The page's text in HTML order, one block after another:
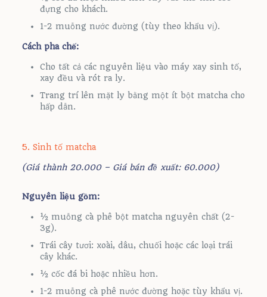
đựng cho khách.
1-2 muỗng nước đường (tùy theo khẩu vị).
Cách pha chế:
Cho tất cả các nguyên liệu vào máy xay sinh tố,
xay đều và rót ra ly.
Trang trí lên mặt ly bằng một ít bột matcha cho
hấp dẫn.
5. Sinh tố matcha
(Giá thành 20.000 – Giá bán đề xuất: 60.000)
Nguyên liệu gồm:
½ muỗng cà phê bột matcha nguyên chất (2-
3g).
Trái cây tươi: xoài, dâu, chuối hoặc các loại trái
cây khác.
½ cốc đá bi hoặc nhiều hơn.
1-2 muỗng cà phê nước đường hoặc tùy khẩu vị.